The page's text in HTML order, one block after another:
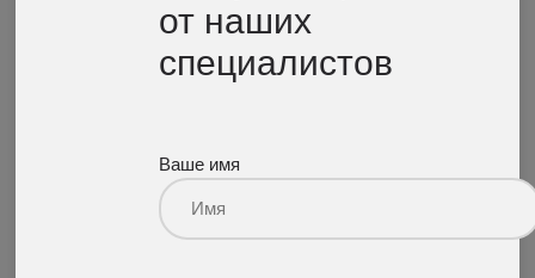
от наших
специалистов
Ваше имя